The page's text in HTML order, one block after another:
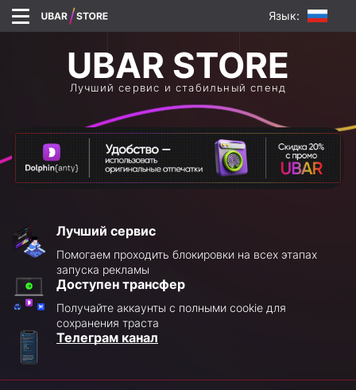
Язык:
Лучший сервис и стабильный спенд
Лучший сервис
Помогаем проходить блокировки на всех этапах
запуска рекламы
Доступен трансфер
Получайте аккаунты с полными cookie для
сохранения траста
Телеграм канал